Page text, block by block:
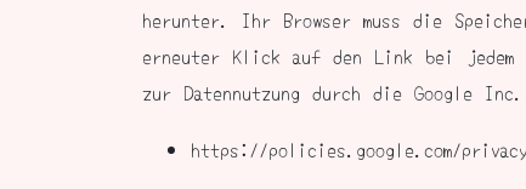
herunter. Ihr Browser muss die
erneuter Klick auf den Link bei jedem
zur Datennutzung durch die Google
https://policies.google.com/